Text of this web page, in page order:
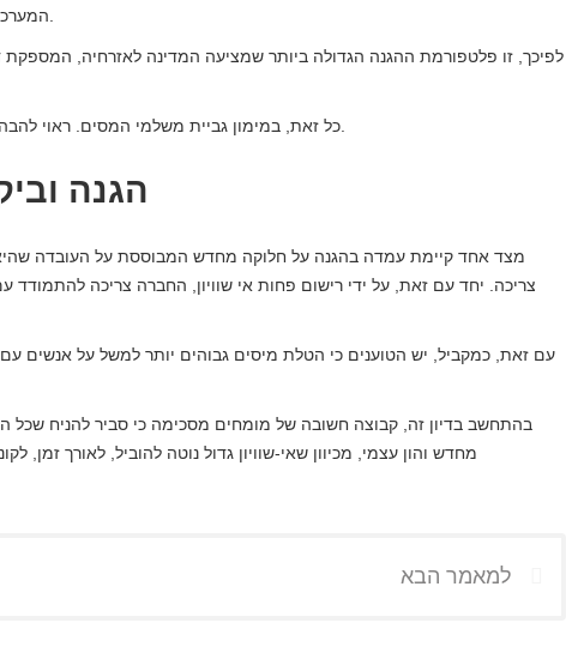
לפיכך, זו פלטפורמת ההגנה הגדולה ביותר שמציעה המדינה לאזרחיה,
הגנה
מצד אחד קיימת עמדה בהגנה על חלוקה מחדש המבוססת על העובדה
צריכה. יחד עם זאת, על ידי רישום פחות אי שוויון, החברה צריכה להתמודד
עם זאת, כמקביל, יש הטוענים כי הטלת מיסים גבוהים יותר למשל על אנשים עם
בהתחשב בדיון זה, קבוצה חשובה של מומחים מסכימה כי סביר להניח שכל
מחדש והון עצמי, מכיוון שאי-שוויון גדול נוטה להוביל, לאורך
למאמר הבא